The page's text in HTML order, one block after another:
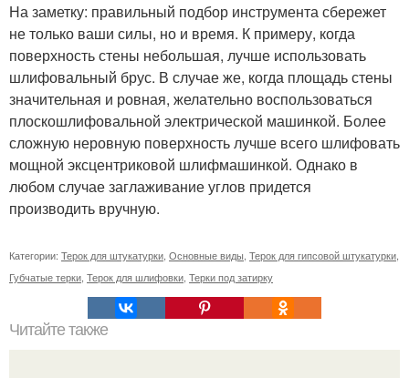
На заметку: правильный подбор инструмента сбережет
не только ваши силы, но и время. К примеру, когда
поверхность стены небольшая, лучше использовать
шлифовальный брус. В случае же, когда площадь стены
значительная и ровная, желательно воспользоваться
плоскошлифовальной электрической машинкой. Более
сложную неровную поверхность лучше всего шлифовать
мощной эксцентриковой шлифмашинкой. Однако в
любом случае заглаживание углов придется
производить вручную.
Категории: Терок для штукатурки Основные виды Терок для гипсовой штукатурки
Губчатые терки Терок для шлифовки Терки под затирку
Читайте также